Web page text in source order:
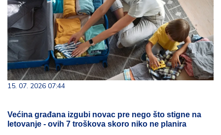
15. 07. 2026 07:44
Većina građana izgubi novac pre nego što stigne na
letovanje - ovih 7 troškova skoro niko ne planira